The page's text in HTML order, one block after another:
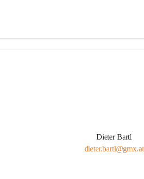
Dieter Bartl
dieter.bartl@gmx.at